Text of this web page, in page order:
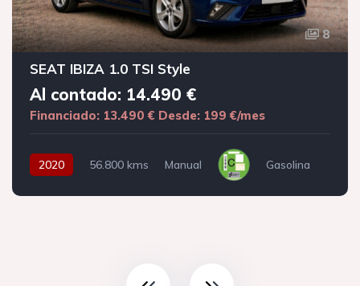
8
SEAT IBIZA 1.0 TSI Style
Al contado: 14.490 €
Financiado: 13.490 € Desde: 199 €/mes
2020 56.800 kms Manual Gasolina